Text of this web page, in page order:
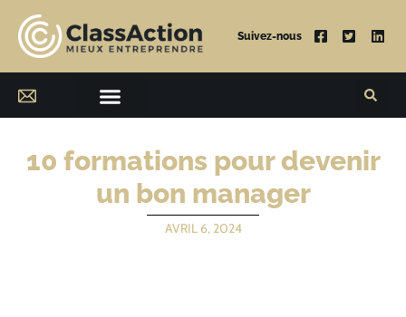
Suivez-nous
10 formations pour devenir
un bon manager
AVRIL 6, 2024